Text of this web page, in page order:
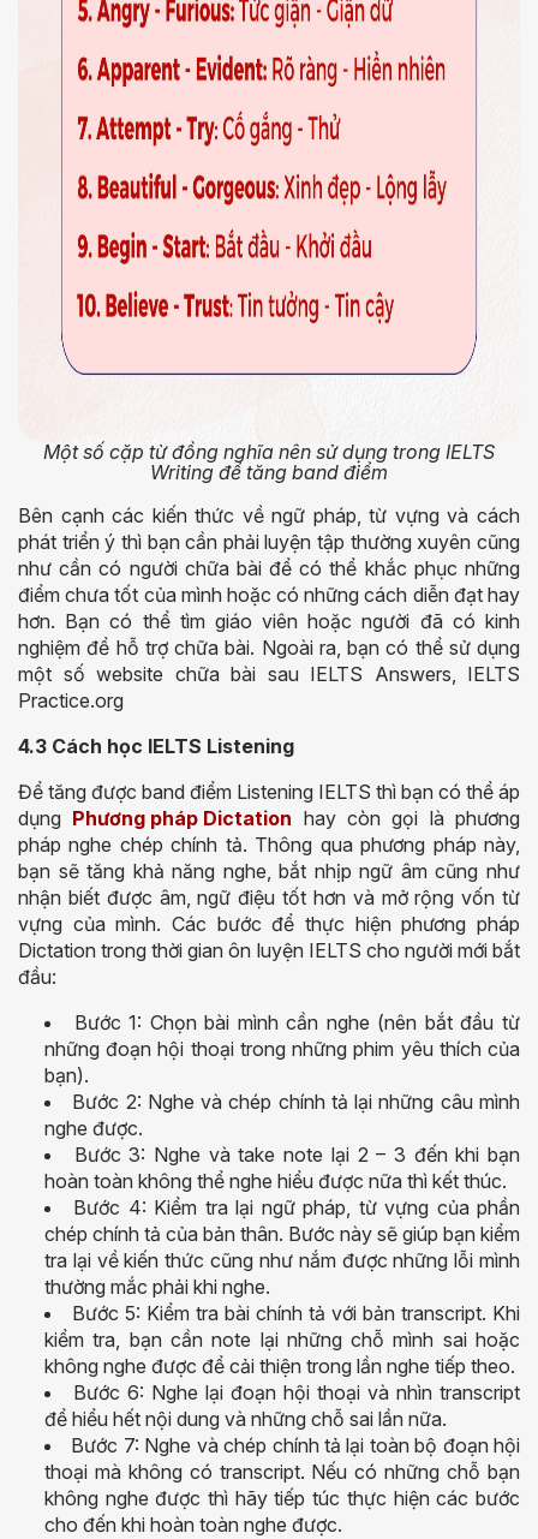
Một số cặp từ đồng nghĩa nên sử dụng trong IELTS
Writing để tăng band điểm
Bên cạnh các kiến thức về ngữ pháp, từ vựng và cách
phát triển ý thì bạn cần phải luyện tập thường xuyên cũng
như cần có người chữa bài để có thể khắc phục những
điểm chưa tốt của mình hoặc có những cách diễn đạt hay
hơn. Bạn có thể tìm giáo viên hoặc người đã có kinh
nghiệm để hỗ trợ chữa bài. Ngoài ra, bạn có thể sử dụng
một số website chữa bài sau IELTS Answers, IELTS
Practice.org
4.3 Cách học IELTS Listening
Để tăng được band điểm Listening IELTS thì bạn có thể áp
dụng Phương pháp Dictation hay còn gọi là phương
pháp nghe chép chính tả. Thông qua phương pháp này,
bạn sẽ tăng khả năng nghe, bắt nhịp ngữ âm cũng như
nhận biết được âm, ngữ điệu tốt hơn và mở rộng vốn từ
vựng của mình. Các bước để thực hiện phương pháp
Dictation trong thời gian ôn luyện IELTS cho người mới bắt
đầu:
Bước 1: Chọn bài mình cần nghe (nên bắt đầu từ
những đoạn hội thoại trong những phim yêu thích của
bạn).
Bước 2: Nghe và chép chính tả lại những câu mình
nghe được.
Bước 3: Nghe và take note lại 2 – 3 đến khi bạn
hoàn toàn không thể nghe hiểu được nữa thì kết thúc.
Bước 4: Kiểm tra lại ngữ pháp, từ vựng của phần
chép chính tả của bản thân. Bước này sẽ giúp bạn kiểm
tra lại về kiến thức cũng như nắm được những lỗi mình
thường mắc phải khi nghe.
Bước 5: Kiểm tra bài chính tả với bản transcript. Khi
kiểm tra, bạn cần note lại những chỗ mình sai hoặc
không nghe được để cải thiện trong lần nghe tiếp theo.
Bước 6: Nghe lại đoạn hội thoại và nhìn transcript
để hiểu hết nội dung và những chỗ sai lần nữa.
Bước 7: Nghe và chép chính tả lại toàn bộ đoạn hội
thoại mà không có transcript. Nếu có những chỗ bạn
không nghe được thì hãy tiếp túc thực hiện các bước
cho đến khi hoàn toàn nghe được.